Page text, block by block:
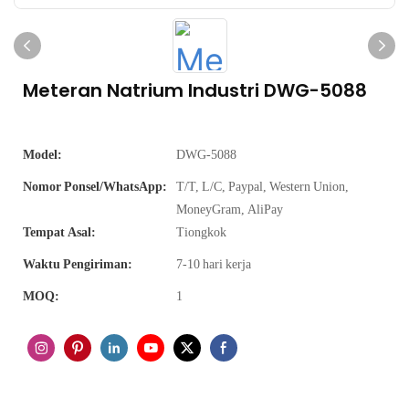
Meteran Natrium Industri DWG-5088
Model: DWG-5088
Nomor Ponsel/WhatsApp:
T/T, L/C, Paypal, Western Union,
MoneyGram, AliPay
Tempat Asal:
Tiongkok
Waktu Pengiriman: 7-10 hari kerja
MOQ: 1